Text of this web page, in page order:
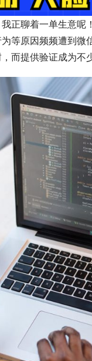
正聊着一单生意
等原因频频遭到
而提供验证成为不